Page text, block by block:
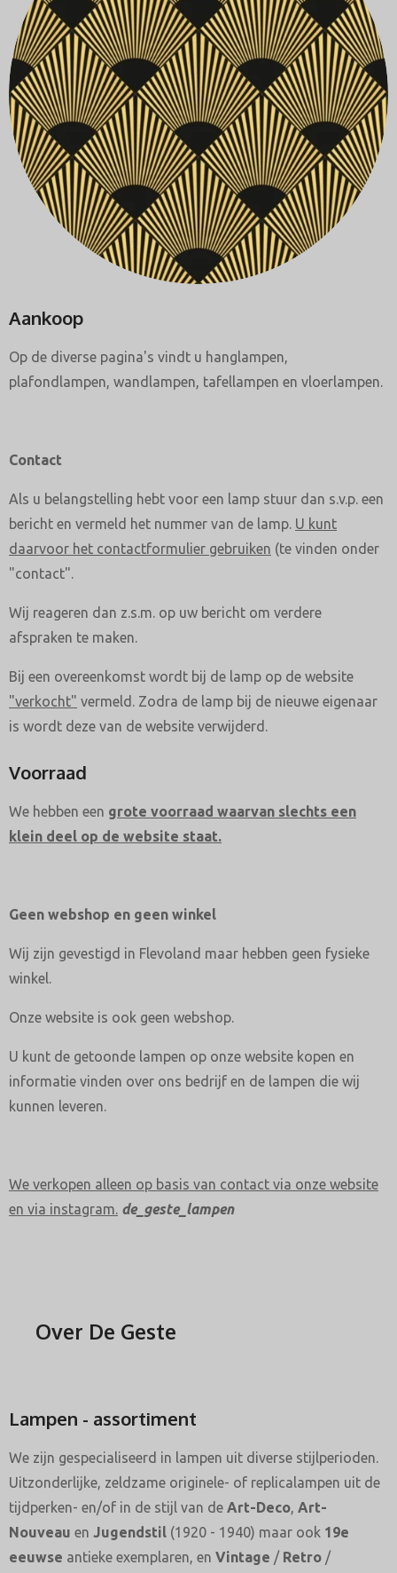
Aankoop
Op de diverse pagina's vindt u hanglampen,
plafondlampen, wandlampen, tafellampen en vloerlampen.
Contact
Als u belangstelling hebt voor een lamp stuur dan s.v.p. een
bericht en vermeld het nummer van de lamp. U kunt
daarvoor het contactformulier gebruiken (te vinden onder
"contact".
Wij reageren dan z.s.m. op uw bericht om verdere
afspraken te maken.
Bij een overeenkomst wordt bij de lamp op de website
"verkocht" vermeld. Zodra de lamp bij de nieuwe eigenaar
is wordt deze van de website verwijderd.
Voorraad
We hebben een grote voorraad waarvan slechts een
klein deel op de website staat.
Geen webshop en geen winkel
Wij zijn gevestigd in Flevoland maar hebben geen fysieke
winkel.
Onze website is ook geen webshop.
U kunt de getoonde lampen op onze website kopen en
informatie vinden over ons bedrijf en de lampen die wij
kunnen leveren.
We verkopen alleen op basis van contact via onze website
en via instagram. de_geste_lampen
Over De Geste
Lampen - assortiment
We zijn gespecialiseerd in lampen uit diverse stijlperioden.
Uitzonderlijke, zeldzame originele- of replicalampen uit de
tijdperken- en/of in de stijl van de Art-Deco, Art-
Nouveau en Jugendstil (1920 - 1940) maar ook 19e
eeuwse antieke exemplaren, en Vintage / Retro /